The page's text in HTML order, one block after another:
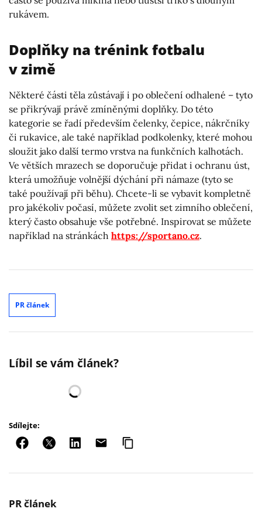
rukávem.
Doplňky na trénink fotbalu
v zimě
Některé části těla zůstávají i po oblečení odhalené – tyto
se přikrývají právě zmíněnými doplňky. Do této
kategorie se řadí především čelenky, čepice, nákrčníky
či rukavice, ale také například podkolenky, které mohou
sloužit jako další termo vrstva na funkčních kalhotách.
Ve větších mrazech se doporučuje přidat i ochranu úst,
která umožňuje volnější dýchání při námaze (tyto se
také používají při běhu). Chcete-li se vybavit kompletně
pro jakékoliv počasí, můžete zvolit set zimního oblečení,
který často obsahuje vše potřebné. Inspirovat se můžete
například na stránkách https://sportano.cz.
PR článek
Líbil se vám článek?
Sdílejte:
PR článek